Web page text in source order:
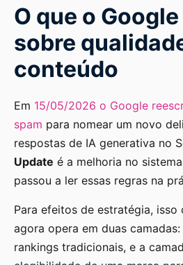
O que o
sobre
conteúdo
Em 15/05/2026 o Google
spam para nomear um novo
respostas de IA generativa no
Update é a melhoria no
passou a ler essas regras na
Para efeitos de estratégia, isso
agora opera em duas
rankings tradicionais, e a